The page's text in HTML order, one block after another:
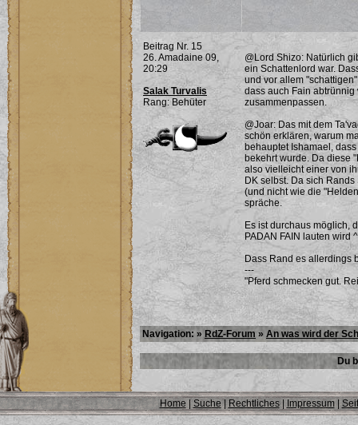
Beitrag Nr. 15
26. Amadaine 09,
20:29
Salak Turvalis
Rang: Behüter
@Lord Shizo: Natürlich
ein Schattenlord war.
und vor allem
dass auch Fain
zusammenpassen.
@Joar: Das mit dem
schön erklären, warum
behauptet Ishamael,
bekehrt wurde. Da diese
also vielleicht einer von
DK selbst. Da sich
(und nicht wie die
spräche.
Es ist durchaus möglich,
PADAN FAIN lauten wird
Dass Rand es allerdings
---
"Pferd schmecken gut.
Navigation: » RdZ-Forum » An was wird der
Du
Home| Suche | Rechtliches| Impressum|